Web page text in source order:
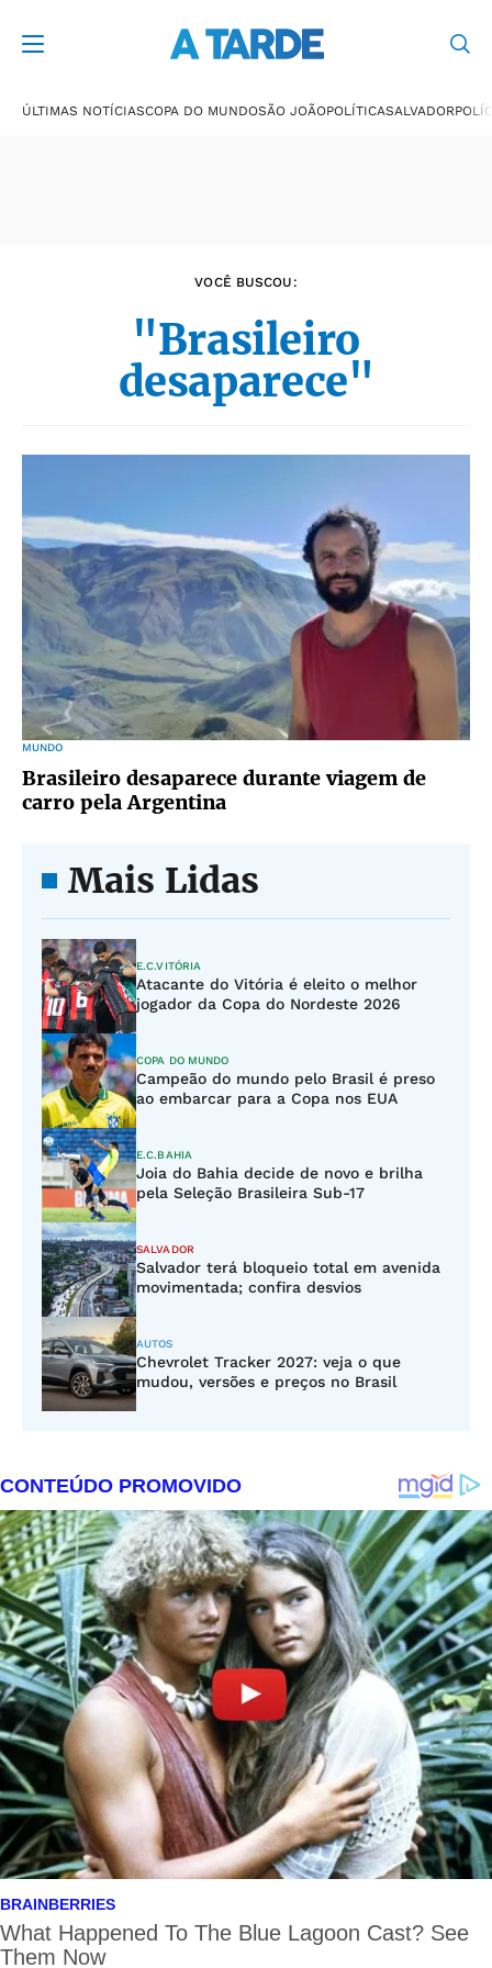
ÚLTIMAS NOTÍCIASCOPA DO MUNDOSÃO JOÃOPOLÍTICASALVADOR
VOCÊ BUSCOU:
"Brasileiro
desaparece"
MUNDO
Brasileiro desaparece durante viagem de
carro pela Argentina
Mais Lidas
E.C.VITÓRIA
Atacante do Vitória é eleito o melhor
jogador da Copa do Nordeste 2026
COPA DO MUNDO
Campeão do mundo pelo Brasil é preso
ao embarcar para a Copa nos EUA
E.C.BAHIA
Joia do Bahia decide de novo e brilha
pela Seleção Brasileira Sub-17
SALVADOR
Salvador terá bloqueio total em avenida
movimentada; confira desvios
AUTOS
Chevrolet Tracker 2027: veja o que
mudou, versões e preços no Brasil